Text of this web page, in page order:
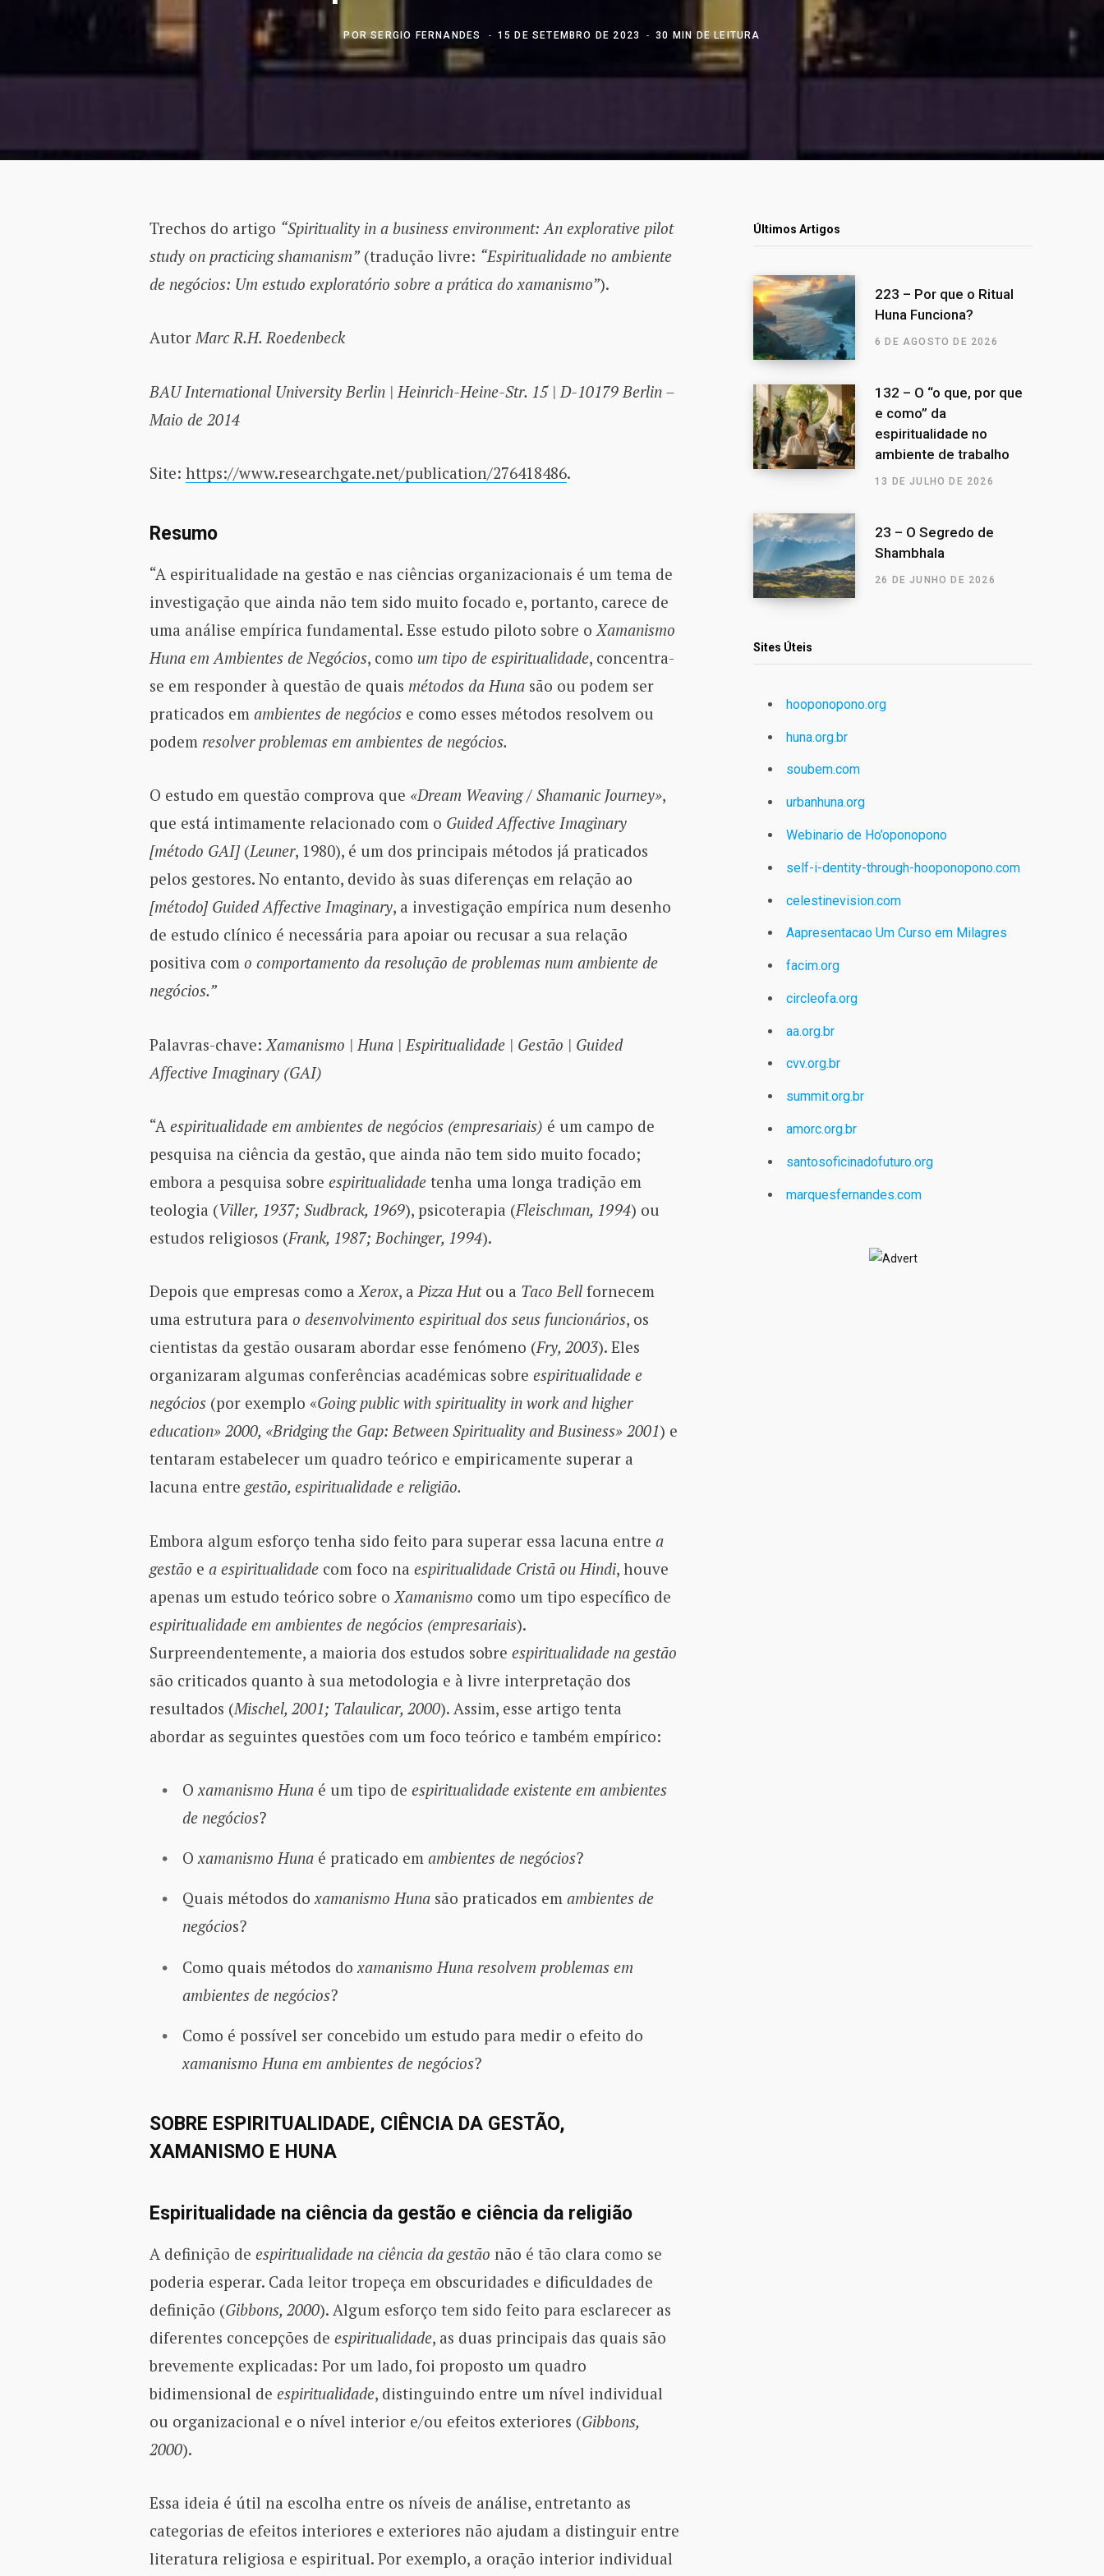
PORSERGIO FERNANDES 15 DE SETEMBRO DE 2023 30 MIN DE LEITURA
Trechos do artigo “Spirituality in a business environment: An explorative pilot
study on practicing shamanism”(tradução livre: “Espiritualidade no ambiente
de negócios: Um estudo exploratório sobre a prática do xamanismo”).
AutorMarc R.H. Roedenbeck
BAU International University Berlin | Heinrich-Heine-Str. 15 | D-10179 Berlin –
Maio de 2014
Site: https://www.researchgate.net/publication/276418486.
Resumo
“A espiritualidade na gestão e nas ciências organizacionais é um tema de
investigação que ainda não tem sido muito focado e, portanto, carece de
uma análise empírica fundamental. Esse estudo piloto sobre oXamanismo
Huna em Ambientes de Negócios, como um tipo de espiritualidade, concentra-
se em responder à questão de quais métodos da Hunasão ou podem ser
praticados em ambientes de negóciose como esses métodos resolvem ou
podem resolver problemas em ambientes de negócios.
O estudo em questão comprova que «Dream Weaving / Shamanic Journey»,
que está intimamente relacionado com o Guided Affective Imaginary
[método GAI](Leuner, 1980), é um dos principais métodos já praticados
pelos gestores. No entanto, devido às suas diferenças em relação ao
[método] Guided Affective Imaginary, a investigação empírica num desenho
de estudo clínico é necessária para apoiar ou recusar a sua relação
positiva com o comportamento da resolução de problemas num ambiente de
negócios.”
Palavras-chave: Xamanismo | Huna | Espiritualidade | Gestão | Guided
Affective Imaginary (GAI)
“A espiritualidade em ambientes de negócios (empresariais) é um campo de
pesquisa na ciência da gestão, que ainda não tem sido muito focado;
embora a pesquisa sobre espiritualidade tenha uma longa tradição em
teologia (Viller, 1937; Sudbrack, 1969), psicoterapia (Fleischman, 1994) ou
estudos religiosos (Frank, 1987; Bochinger, 1994).
Depois que empresas como aXerox, aPizza Hutou a Taco Bellfornecem
uma estrutura para o desenvolvimento espiritual dos seus funcionários, os
cientistas da gestão ousaram abordar esse fenómeno (Fry, 2003). Eles
organizaram algumas conferências académicas sobre espiritualidade e
negócios(por exemplo «Going public with spirituality in work and higher
education» 2000, «Bridging the Gap: Between Spirituality and Business» 2001) e
tentaram estabelecer um quadro teórico e empiricamente superar a
lacuna entre gestão, espiritualidade e religião.
Embora algum esforço tenha sido feito para superar essa lacuna entre a
gestão e a espiritualidadecom foco na espiritualidade Cristã ou Hindi, houve
apenas um estudo teórico sobre o Xamanismo como um tipo específico de
espiritualidade em ambientes de negócios (empresariais).
Surpreendentemente, a maioria dos estudos sobre espiritualidade na gestão
são criticados quanto à sua metodologia e à livre interpretação dos
resultados (Mischel, 2001; Talaulicar, 2000). Assim, esse artigo tenta
abordar as seguintes questões com um foco teórico e também empírico:
Oxamanismo Hunaé um tipo de espiritualidade existente em ambientes
de negócios?
Oxamanismo Hunaé praticado emambientes de negócios?
Quais métodos doxamanismo Huna são praticados em ambientes de
negócios?
Como quais métodos do xamanismo Huna resolvem problemas em
ambientes de negócios?
Como é possível ser concebido um estudo para medir o efeito do
xamanismo Huna em ambientes de negócios?
SOBRE ESPIRITUALIDADE, CIÊNCIA DA GESTÃO,
XAMANISMO E HUNA
Espiritualidade na ciência da gestão e ciência da religião
A definição de espiritualidade na ciência da gestão não é tão clara como se
poderia esperar. Cada leitor tropeça em obscuridades e dificuldades de
definição (Gibbons, 2000). Algum esforço tem sido feito para esclarecer as
diferentes concepções de espiritualidade, as duas principais das quais são
brevemente explicadas: Por um lado, foi proposto um quadro
bidimensional de espiritualidade, distinguindo entre um nível individual
ou organizacional e o nível interior e/ou efeitos exteriores (Gibbons,
2000).
Essa ideia é útil na escolha entre os níveis de análise, entretanto as
categorias de efeitos interiores e exteriores não ajudam a distinguir entre
literatura religiosa e espiritual. Por exemplo, a oração interior individual
Últimos Artigos
223 – Por que o Ritual
Huna Funciona?
6 DE AGOSTO DE 2026
132 – O “o que, por que
e como” da
espiritualidade no
ambiente de trabalho
13 DE JULHO DE 2026
23 – O Segredo de
Shambhala
26 DE JUNHO DE 2026
Sites Úteis
hooponopono.org
huna.org.br
soubem.com
urbanhuna.org
Webinario de Ho’oponopono
self-i-dentity-through-hooponopono.com
celestinevision.com
Aapresentacao Um Curso em Milagres
facim.org
circleofa.org
aa.org.br
cvv.org.br
summit.org.br
amorc.org.br
santosoficinadofuturo.org
marquesfernandes.com